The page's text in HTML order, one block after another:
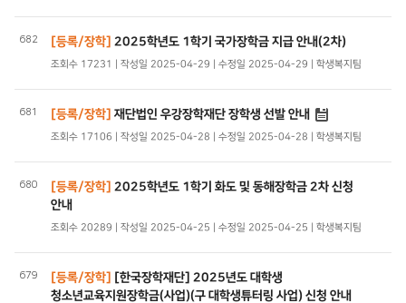
682 [등록/장학] 2025학년도 1학기 국가장학금 지급 안내(2차)
조회수 17231 | 작성일 2025-04-29 | 수정일 2025-04-29 | 학생복지팀
681 [등록/장학] 재단법인 우강장학재단 장학생 선발 안내
조회수 17106 | 작성일 2025-04-28 | 수정일 2025-04-28 | 학생복지팀
680 [등록/장학] 2025학년도 1학기 화도 및 동해장학금 2차 신청
안내
조회수 20289 | 작성일 2025-04-25 | 수정일 2025-04-25 | 학생복지팀
679 [등록/장학] [한국장학재단] 2025년도 대학생
청소년교육지원장학금(사업)(구 대학생튜터링 사업) 신청 안내